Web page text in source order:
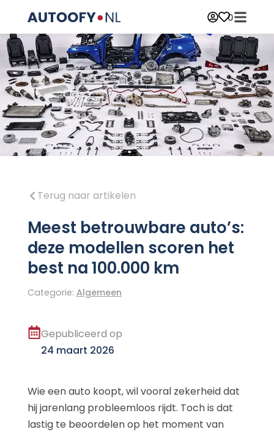
0
Terug naar artikelen
Meest betrouwbare auto’s:
deze modellen scoren het
best na 100.000 km
Categorie: Algemeen
Gepubliceerd op
24 maart 2026
Wie een auto koopt, wil vooral zekerheid dat
hij jarenlang probleemloos rijdt. Toch is dat
lastig te beoordelen op het moment van